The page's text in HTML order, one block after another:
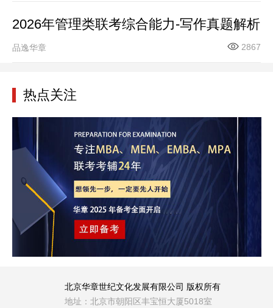
2026年管理类联考综合能力-写作真题解析
品逸华章 2867
热点关注
北京华章世纪文化发展有限公司 版权所有
地址：北京市朝阳区丰宝恒大厦5018室